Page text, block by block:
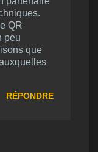
QR
peu
que
RÉPONDRE